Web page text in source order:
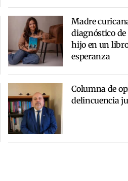
Madre
diagnóstico
hijo en un
esperanza
Columna de
delincuencia